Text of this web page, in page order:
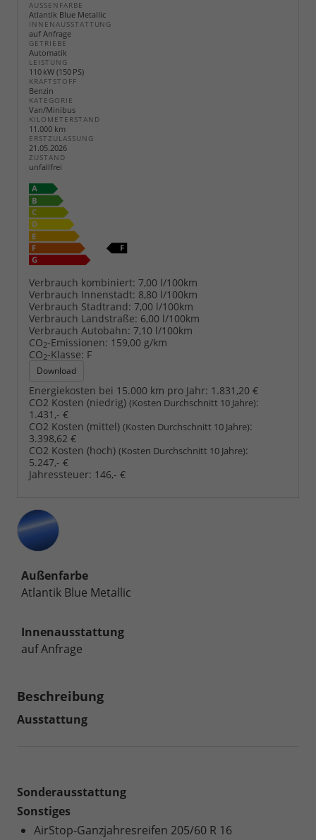
AUSSENFARBE
Atlantik Blue Metallic
INNENAUSSTATTUNG
auf Anfrage
GETRIEBE
Automatik
LEISTUNG
110 kW (150 PS)
KRAFTSTOFF
Benzin
KATEGORIE
Van/Minibus
KILOMETERSTAND
11.000 km
ERSTZULASSUNG
21.05.2026
ZUSTAND
unfallfrei
Verbrauch kombiniert: 7,00 l/100km
Verbrauch Innenstadt: 8,80 l/100km
Verbrauch Stadtrand: 7,00 l/100km
Verbrauch Landstraße: 6,00 l/100km
Verbrauch Autobahn: 7,10 l/100km
CO2-Emissionen: 159,00 g/km
CO2-Klasse: F
Download
Energiekosten bei 15.000 km pro Jahr: 1.831,20 €
CO2 Kosten (niedrig) (Kosten Durchschnitt 10 Jahre):
1.431,- €
CO2 Kosten (mittel) (Kosten Durchschnitt 10 Jahre):
3.398,62 €
CO2 Kosten (hoch) (Kosten Durchschnitt 10 Jahre):
5.247,- €
Jahressteuer: 146,- €
Außenfarbe
Atlantik Blue Metallic
Innenausstattung
auf Anfrage
Beschreibung
Ausstattung
Sonderausstattung
Sonstiges
AirStop-Ganzjahresreifen 205/60 R 16